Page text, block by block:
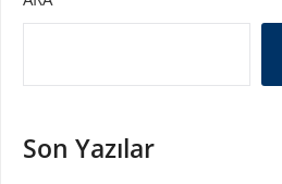
Son Yazılar